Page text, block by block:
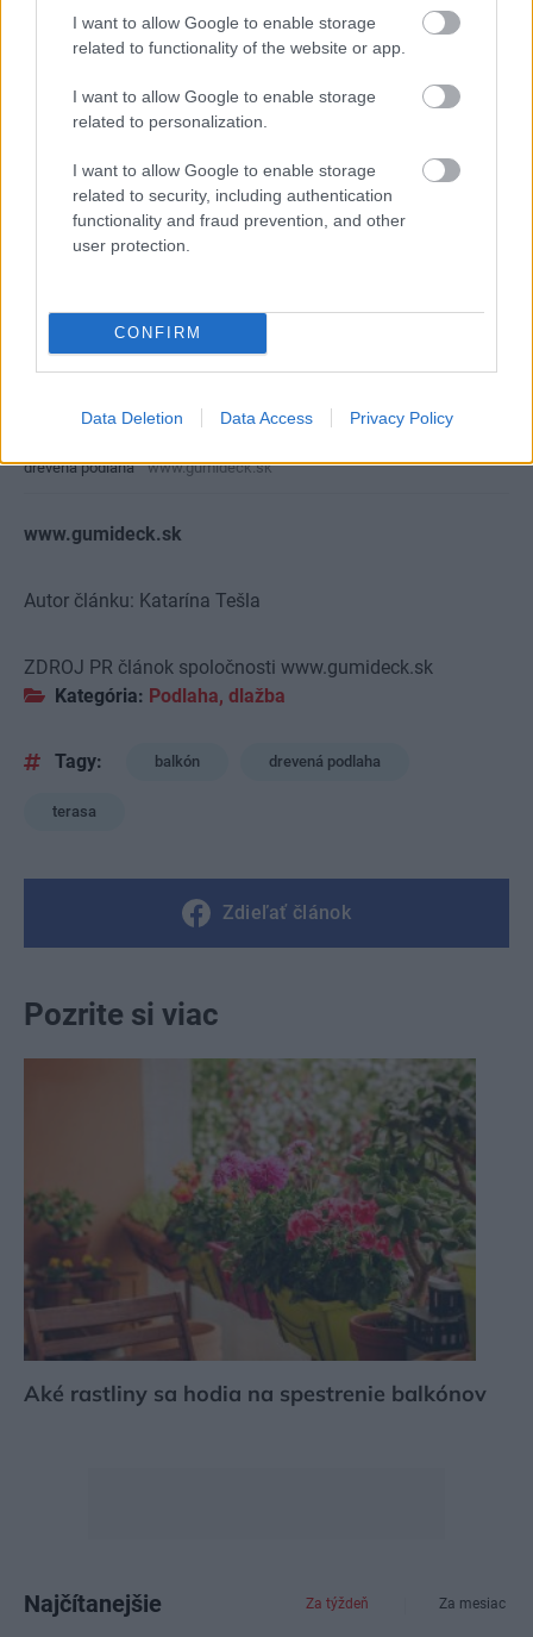
I want to allow Google to enable storage
related to functionality of the website or app.
I want to allow Google to enable storage
related to personalization.
I want to allow Google to enable storage
related to security, including authentication
functionality and fraud prevention, and other
user protection.
CONFIRM
Data Deletion Data Access Privacy Policy
povrchu dosiek. Pretože ich neumiestňujete priamo na
nich nehromadí voda.
drevená podlaha www.gumideck.sk
www.gumideck.sk
Autor článku: Katarína Tešla
ZDROJ PR článok spoločnosti www.gumideck.sk
Kategória: Podlaha, dlažba
Tagy: balkón drevená podlaha
terasa
Zdieľať článok
Pozrite si viac
Aké rastliny sa hodia na spestrenie balkónov
Najčítanejšie Za týždeň Za mesiac